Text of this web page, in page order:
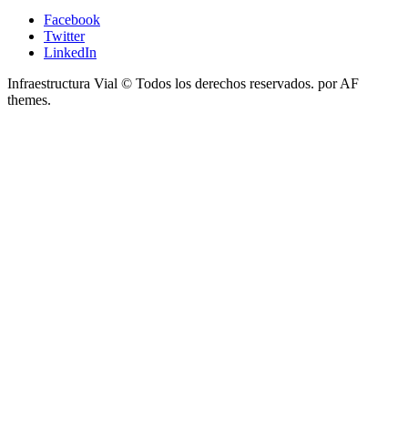
Facebook
Twitter
LinkedIn
Infraestructura Vial © Todos los derechos reservados. por AF
themes.